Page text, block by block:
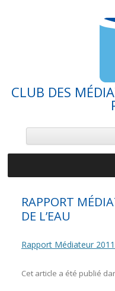
CLUB DES
RAPPORT
DE L’EAU
Rapport Médiateur
Cet article a été publié